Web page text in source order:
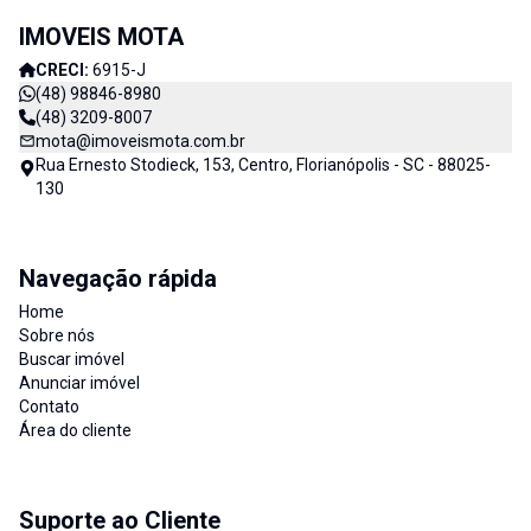
IMOVEIS MOTA
CRECI: 6915-J
(48) 98846-8980
(48) 3209-8007
mota@imoveismota.com.br
Rua Ernesto Stodieck, 153, Centro, Florianópolis - SC - 88025-
130
Navegação rápida
Home
Sobre nós
Buscar imóvel
Anunciar imóvel
Contato
Área do cliente
Suporte ao Cliente